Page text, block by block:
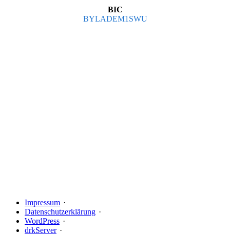
BIC
BYLADEM1SWU
Impressum
Datenschutzerklärung
WordPress
drkServer